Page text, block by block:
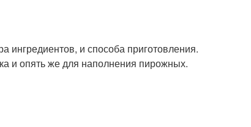
ингредиентов, и способа приготовления.
и опять же для наполнения пирожных.